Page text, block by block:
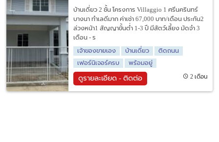
บ้านเดี่ยว 2 ชั้น โครงการ Villaggio 1 ศรีนครินทร์
บางนา ทำเลดีมาก ค่าเช่า 67,000 บาท/เดือน ประกัน2
ล่วงหน้า1 สัญญาขั้นต่ำ 1-3 ปี มีสัตว์เลี้ยง มัดจำ 3
เดือน - ร
เจ้าของขายเอง
บ้านเดี่ยว
ติดถนน
เฟอร์นิเจอร์ครบ
พร้อมอยู่
ดูรายละเอียด - ติดต่อ 2 เดือน